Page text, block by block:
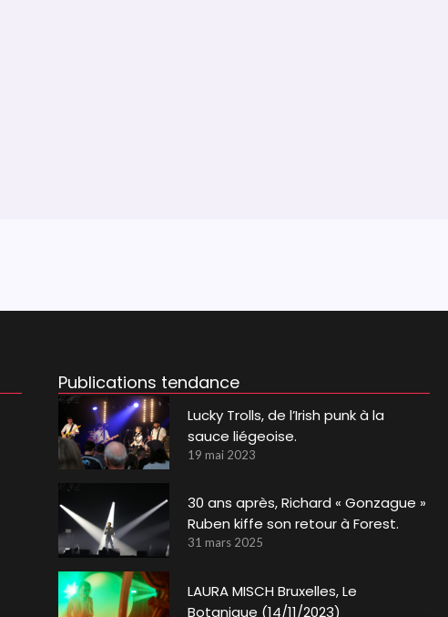
Publications tendance
Lucky Trolls, de l’Irish punk à la
sauce liégeoise.
19 mai 2023
30 ans après, Richard « Gonzague »
Ruben kiffe son retour à Forest.
31 mars 2025
LAURA MISCH Bruxelles, Le
Botanique (14/11/2023)